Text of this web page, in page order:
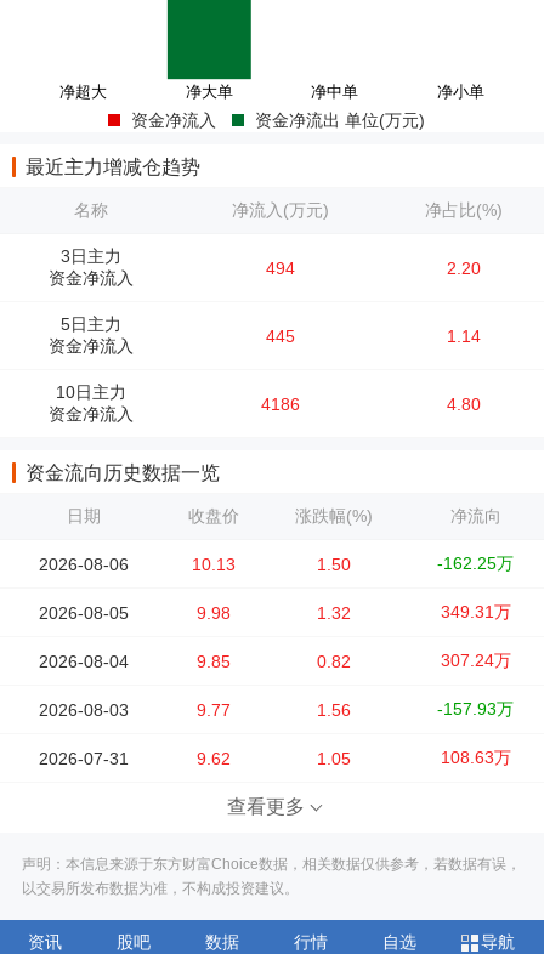
资金净流入 资金净流出 单位(万元)
最近主力增减仓趋势
名称 净流入(万元) 净占比(%)
3日主力
资金净流入
494 2.20
5日主力
资金净流入
445 1.14
10日主力
资金净流入
4186 4.80
资金流向历史数据一览
日期 收盘价 涨跌幅(%) 净流向
2026-08-06 10.13 1.50 -162.25万
2026-08-05 9.98 1.32 349.31万
2026-08-04 9.85 0.82 307.24万
2026-08-03 9.77 1.56 -157.93万
2026-07-31 9.62 1.05 108.63万
查看更多
声明：本信息来源于东方财富Choice数据，相关数据仅供参考，若数据有误，
以交易所发布数据为准，不构成投资建议。
资讯 股吧 数据 行情 自选 导航